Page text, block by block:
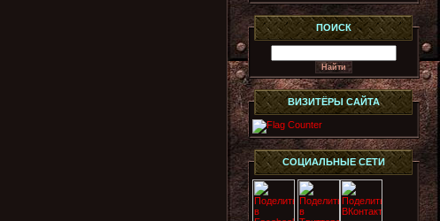
ПОИСК
ВИЗИТЁРЫ САЙТА
СОЦИАЛЬНЫЕ СЕТИ